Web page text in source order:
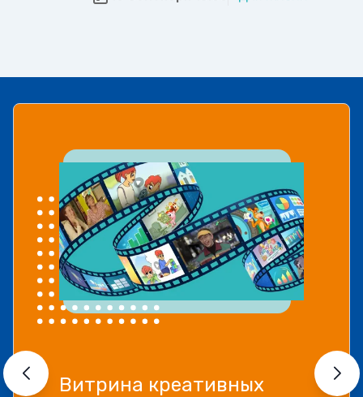
Витрина креативных